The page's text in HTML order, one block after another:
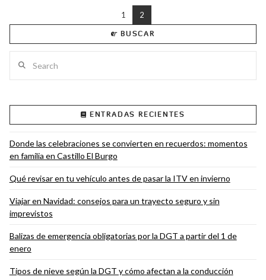
VIEW POST
1 2
BUSCAR
ENTRADAS RECIENTES
Donde las celebraciones se convierten en recuerdos: momentos
en familia en Castillo El Burgo
Qué revisar en tu vehículo antes de pasar la ITV en invierno
Viajar en Navidad: consejos para un trayecto seguro y sin
imprevistos
Balizas de emergencia obligatorias por la DGT a partir del 1 de
enero
Tipos de nieve según la DGT y cómo afectan a la conducción